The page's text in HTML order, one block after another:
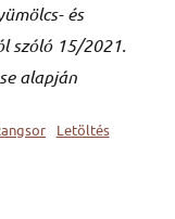
és
szóló 15/2021.
alapján
Letöltés